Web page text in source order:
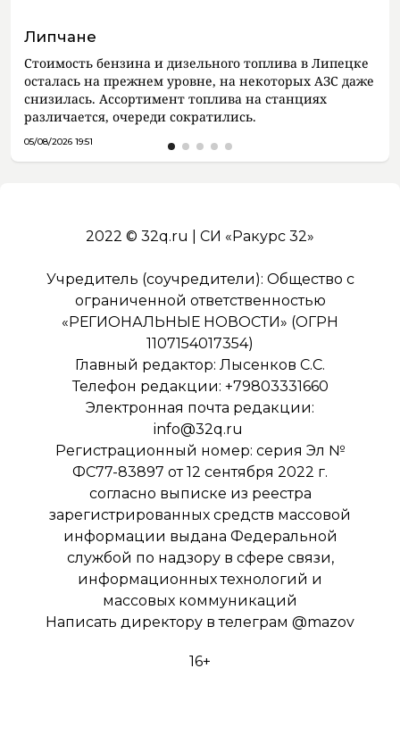
Липчане
Стоимость бензина и дизельного топлива в Липецке
осталась на прежнем уровне, на некоторых АЗС даже
снизилась. Ассортимент топлива на станциях
различается, очереди сократились.
05/08/2026 19:51
2022 © 32q.ru | СИ «Ракурс 32»
Учредитель (соучредители): Общество с
ограниченной ответственностью
«РЕГИОНАЛЬНЫЕ НОВОСТИ» (ОГРН
1107154017354)
Главный редактор: Лысенков С.С.
Телефон редакции: +79803331660
Электронная почта редакции:
info@32q.ru
Регистрационный номер: серия Эл №
ФС77-83897 от 12 сентября 2022 г.
согласно выписке из реестра
зарегистрированных средств массовой
информации выдана Федеральной
службой по надзору в сфере связи,
информационных технологий и
массовых коммуникаций
Написать директору в телеграм @mazov
16+